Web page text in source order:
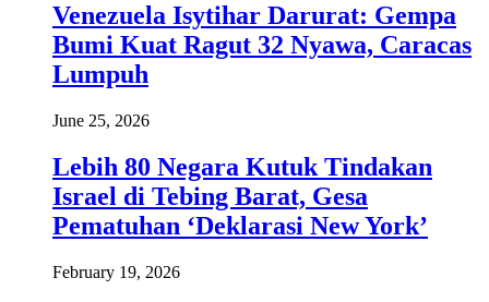
Venezuela Isytihar Darurat: Gempa
Bumi Kuat Ragut 32 Nyawa, Caracas
Lumpuh
June 25, 2026
Lebih 80 Negara Kutuk Tindakan
Israel di Tebing Barat, Gesa
Pematuhan ‘Deklarasi New York’
February 19, 2026